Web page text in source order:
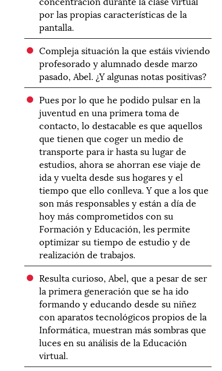
por las propias características de la
pantalla.
Compleja situación la que estáis viviendo
profesorado y alumnado desde marzo
pasado, Abel. ¿Y algunas notas positivas?
Pues por lo que he podido pulsar en la
juventud en una primera toma de
contacto, lo destacable es que aquellos
que tienen que coger un medio de
transporte para ir hasta su lugar de
estudios, ahora se ahorran ese viaje de
ida y vuelta desde sus hogares y el
tiempo que ello conlleva. Y que a los que
son más responsables y están a día de
hoy más comprometidos con su
Formación y Educación, les permite
optimizar su tiempo de estudio y de
realización de trabajos.
Resulta curioso, Abel, que a pesar de ser
la primera generación que se ha ido
formando y educando desde su niñez
con aparatos tecnológicos propios de la
Informática, muestran más sombras que
luces en su análisis de la Educación
virtual.